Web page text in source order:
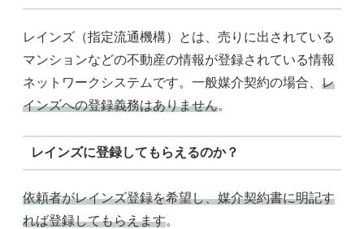
レインズ（指定流通機構）とは、売りに出されている
マンションなどの不動産の情報が登録されている情報
ネットワークシステムです。一般媒介契約の場合、 レ
インズへの登録義務はありません。
レインズに登録してもらえるのか？
依頼者がレインズ登録を希望し、媒介契約書に明記す
れば登録してもらえます。